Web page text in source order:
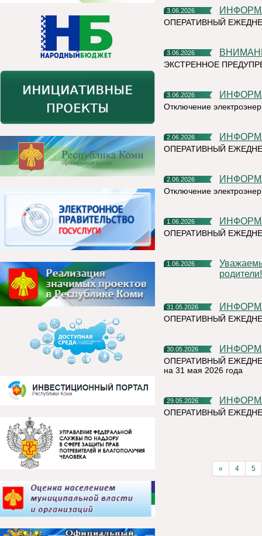
3.06.2026
ОПЕРАТИВНЫЙ
3.06.2026
ЭКСТРЕННОЕ
3.06.2026
Отключение
2.06.2026
ОПЕРАТИВНЫЙ
2.06.2026
Отключение
1.06.2026
ОПЕРАТИВНЫЙ
1.06.2026
Уважаемые жители Княжпогостского округа! Дорогие ребята и
родители!
31.05.2026
ОПЕРАТИВНЫЙ
30.05.2026
ОПЕРАТИВНЫЙ
на 31 мая 2026 года
29.05.2026
ОПЕРАТИВНЫЙ
« 4 5